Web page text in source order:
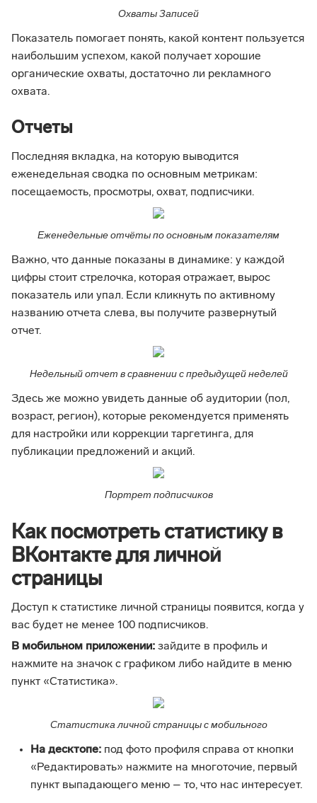
Охваты Записей
Показатель помогает понять, какой контент пользуется
наибольшим успехом, какой получает хорошие
органические охваты, достаточно ли рекламного
охвата.
Отчеты
Последняя вкладка, на которую выводится
еженедельная сводка по основным метрикам:
посещаемость, просмотры, охват, подписчики.
Еженедельные отчёты по основным показателям
Важно, что данные показаны в динамике: у каждой
цифры стоит стрелочка, которая отражает, вырос
показатель или упал. Если кликнуть по активному
названию отчета слева, вы получите развернутый
отчет.
Недельный отчет в сравнении с предыдущей неделей
Здесь же можно увидеть данные об аудитории (пол,
возраст, регион), которые рекомендуется применять
для настройки или коррекции таргетинга, для
публикации предложений и акций.
Портрет подписчиков
Как посмотреть статистику в
ВКонтакте для личной
страницы
Доступ к статистике личной страницы появится, когда у
вас будет не менее 100 подписчиков.
В мобильном приложении: зайдите в профиль и
нажмите на значок с графиком либо найдите в меню
пункт «Статистика».
Статистика личной страницы с мобильного
На десктопе: под фото профиля справа от кнопки
«Редактировать» нажмите на многоточие, первый
пункт выпадающего меню – то, что нас интересует.